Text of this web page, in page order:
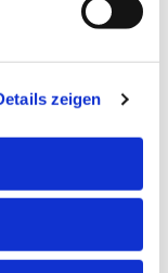
zeigen